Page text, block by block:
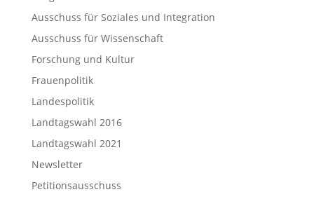
Ausschuss für Soziales und Integration
Ausschuss für Wissenschaft
Forschung und Kultur
Frauenpolitik
Landespolitik
Landtagswahl 2016
Landtagswahl 2021
Newsletter
Petitionsausschuss